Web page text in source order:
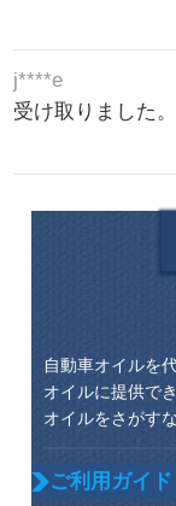
j****e
受け取りました
自動車オイルを
オイルに提供で
オイルをさがす
ご利用ガイド